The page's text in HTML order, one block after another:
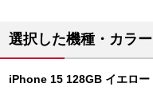
選択した機種・カラー
iPhone 15 128GB イエロー